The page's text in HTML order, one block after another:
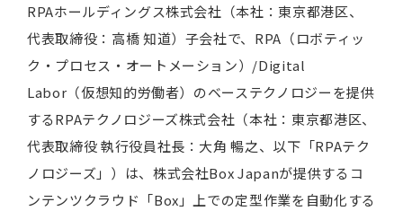
RPAホールディングス株式会社（本社：東京都港区、
代表取締役：高橋 知道）子会社で、RPA（ロボティッ
ク・プロセス・オートメーション）/Digital
Labor（仮想知的労働者）のベーステクノロジーを提供
するRPAテクノロジーズ株式会社（本社：東京都港区、
代表取締役 執行役員社長：大角 暢之、以下「RPAテク
ノロジーズ」）は、株式会社Box Japanが提供するコ
ンテンツクラウド「Box」上での定型作業を自動化する